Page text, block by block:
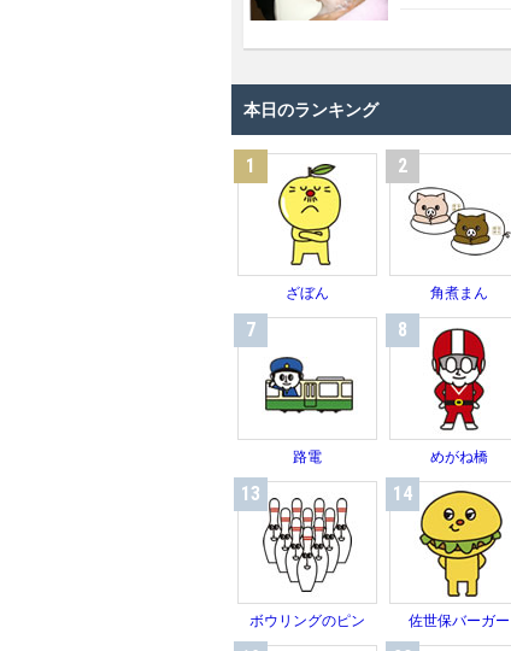
本日のランキング
1
ざぼん
2
角煮まん
7
路電
8
めがね橋
13
ボウリングのピン
14
佐世保バーガー